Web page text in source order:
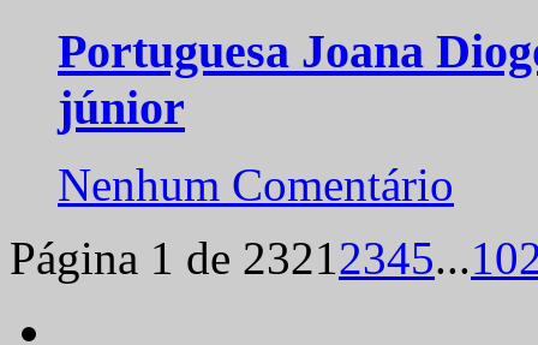
Portuguesa Joana
júnior
Nenhum Comentário
Página 1 de 23212345...10